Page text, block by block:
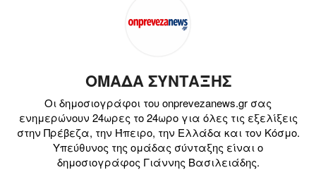
ΟΜΑΔΑ ΣΥΝΤΑΞΗΣ
Οι δημοσιογράφοι του onprevezanews.gr σας
ενημερώνουν 24ωρες το 24ωρο για όλες τις εξελίξεις
στην Πρέβεζα, την Ήπειρο, την Ελλάδα και τον Κόσμο.
Υπεύθυνος της ομάδας σύνταξης είναι ο
δημοσιογράφος Γιάννης Βασιλειάδης.